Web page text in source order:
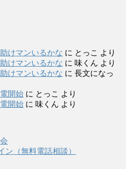
けマンいるかな に とっこ より
けマンいるかな に 味くん より
けマンいるかな に 長文になっ
開始 に とっこ より
開始 に 味くん より
ン（無料電話相談）